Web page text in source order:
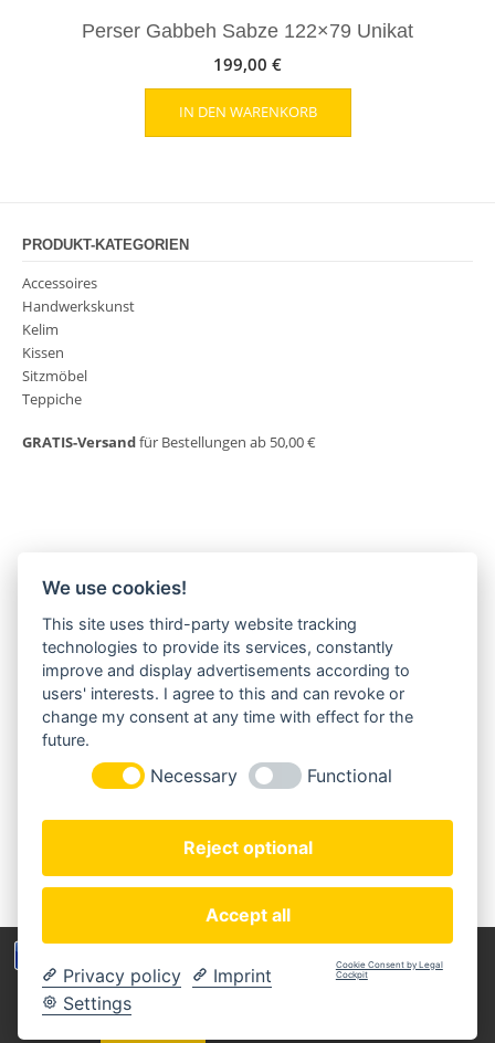
der Webseite zu verbessen. Durch Deinen Besuch
Perser Gabbeh Sabze 122×79 Unikat
199,00 €
IN DEN WARENKORB
PRODUKT-KATEGORIEN
Accessoires
Handwerkskunst
Kelim
Kissen
Sitzmöbel
Teppiche
GRATIS-Versandfür Bestellungen ab 50,00 €
MORGENLAND-BAZAR
Herderstraße 2
22085 Hamburg
+49(0)40 18 033 286
info@morgenland-bazar.de
www.morgenland-bazar.de
FOLGEN SIE UNS:
MEIN KONTO
ZAHLUNGSARTEN
We use cookies!
This site uses third-party website tracking
technologies to provide its services, constantly
improve and display advertisements according to
users' interests. I agree to this and can revoke or
change my consent at any time with effect for the
future.
Necessary Functional
Reject optional
Accept all
Privacy policy
Imprint
Settings
Cookie Consent by Legal
Cockpit